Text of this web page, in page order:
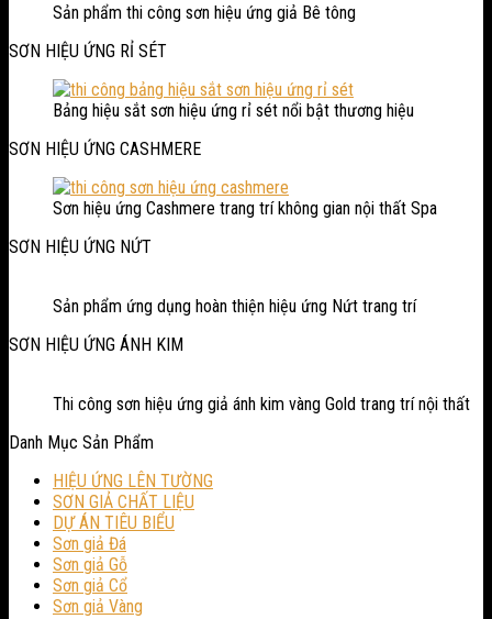
Sản phẩm thi công sơn hiệu ứng giả Bê tông
SƠN HIỆU ỨNG RỈ SÉT
Bảng hiệu sắt sơn hiệu ứng rỉ sét nổi bật thương hiệu
SƠN HIỆU ỨNG CASHMERE
Sơn hiệu ứng Cashmere trang trí không gian nội thất Spa
SƠN HIỆU ỨNG NỨT
Sản phẩm ứng dụng hoàn thiện hiệu ứng Nứt trang trí
SƠN HIỆU ỨNG ÁNH KIM
Thi công sơn hiệu ứng giả ánh kim vàng Gold trang trí nội thất
Danh Mục Sản Phẩm
HIỆU ỨNG LÊN TƯỜNG
SƠN GIẢ CHẤT LIỆU
DỰ ÁN TIÊU BIỂU
Sơn giả Đá
Sơn giả Gỗ
Sơn giả Cổ
Sơn giả Vàng